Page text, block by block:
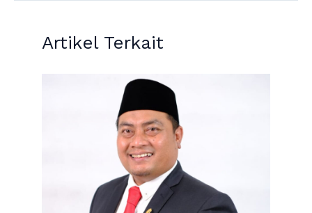
Artikel Terkait